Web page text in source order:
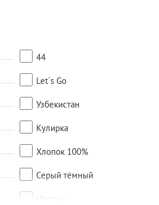
44
Let`s Go
Узбекистан
Кулирка
Хлопок 100%
Серый тёмный
Надпись